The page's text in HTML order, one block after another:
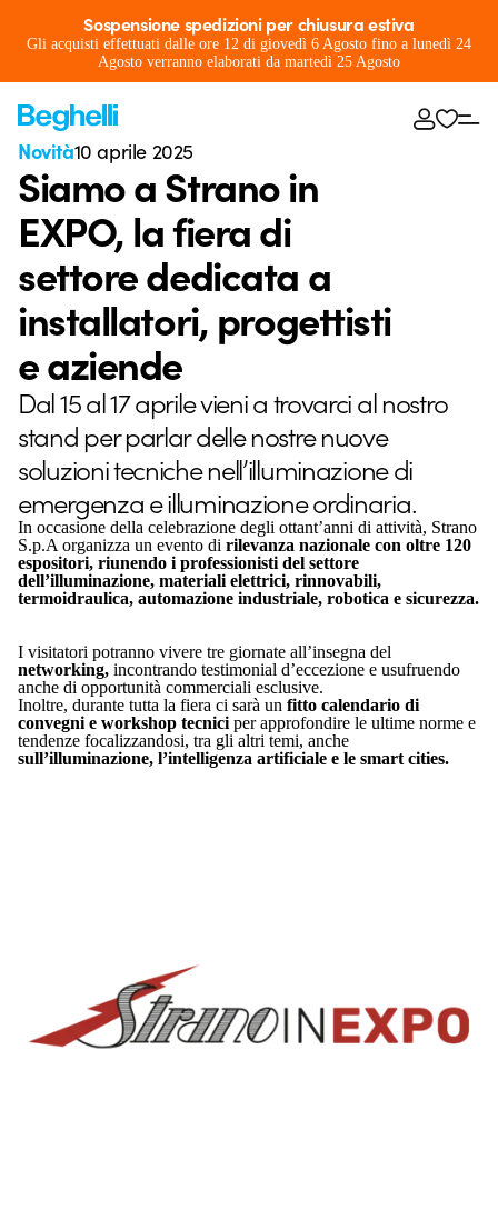
Sospensione spedizioni per chiusura estiva
Gli acquisti effettuati dalle ore 12 di giovedì 6 Agosto fino a lunedì 24
Agosto verranno elaborati da martedì 25 Agosto
Novità10 aprile 2025
Siamo a Strano in
EXPO, la fiera di
settore dedicata a
installatori, progettisti
e aziende
Dal 15 al 17 aprile vieni a trovarci al nostro
stand per parlar delle nostre nuove
soluzioni tecniche nell’illuminazione di
emergenza e illuminazione ordinaria.
In occasione della celebrazione degli ottant’anni di attività, Strano
S.p.A organizza un evento di rilevanza nazionale con oltre 120
espositori, riunendo i professionisti del settore
dell’illuminazione, materiali elettrici, rinnovabili,
termoidraulica, automazione industriale, robotica e sicurezza.
I visitatori potranno vivere tre giornate all’insegna del
networking, incontrando testimonial d’eccezione e usufruendo
anche di opportunità commerciali esclusive.
Inoltre, durante tutta la fiera ci sarà un fitto calendario di
convegni e workshop tecnici per approfondire le ultime norme e
tendenze focalizzandosi, tra gli altri temi, anche
sull’illuminazione, l’intelligenza artificiale e le smart cities.